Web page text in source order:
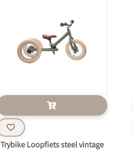
Trybike Loopfiets steel vintage